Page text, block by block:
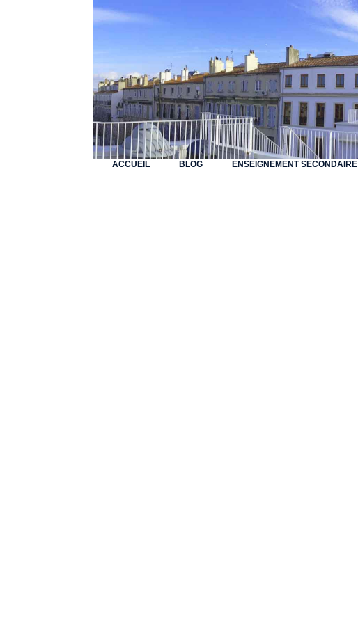
ACCUEIL BLOG ENSEIGNEMENT SECONDAIRE